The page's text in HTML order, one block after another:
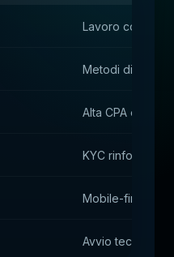
Lavoro con
Metodi di
Alta CPA e LTV
KYC rinforzato
Mobile-first и
Avvio tecnico